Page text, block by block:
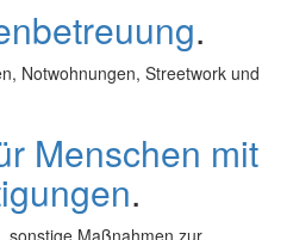
.
Notwohnungen, Streetwork und
Menschen mit
.
sonstige Maßnahmen zur